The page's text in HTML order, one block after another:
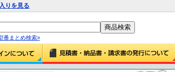
りを見る
番まとめ検索»